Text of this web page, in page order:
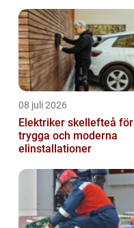
08 juli 2026
Elektriker skellefteå för
trygga och moderna
elinstallationer